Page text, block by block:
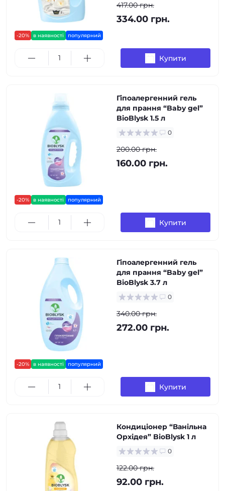
-20% в наявності популярний
417.00 грн.
334.00 грн.
Купити
-20% в наявності популярний
Гіпоалергенний гель
для прання “Baby gel”
BioBlysk 1.5 л
0
200.00 грн.
160.00 грн.
Купити
-20% в наявності популярний
Гіпоалергенний гель
для прання “Baby gel”
BioBlysk 3.7 л
0
340.00 грн.
272.00 грн.
Купити
Кондиціонер “Ванільна
Орхідея” BioBlysk 1 л
0
122.00 грн.
92.00 грн.